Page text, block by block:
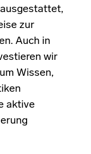
zur
Auch in
wir
Wissen,
aktive